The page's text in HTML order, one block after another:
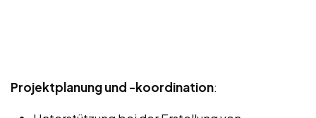
Projektplanung und -koordination: